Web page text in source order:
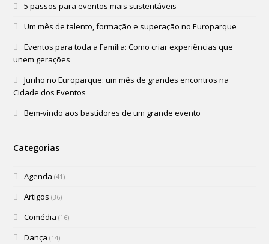
5 passos para eventos mais sustentáveis
Um mês de talento, formação e superação no Europarque
Eventos para toda a Família: Como criar experiências que
unem gerações
Junho no Europarque: um mês de grandes encontros na
Cidade dos Eventos
Bem-vindo aos bastidores de um grande evento
Categorias
Agenda (41)
Artigos (36)
Comédia (16)
Dança (14)